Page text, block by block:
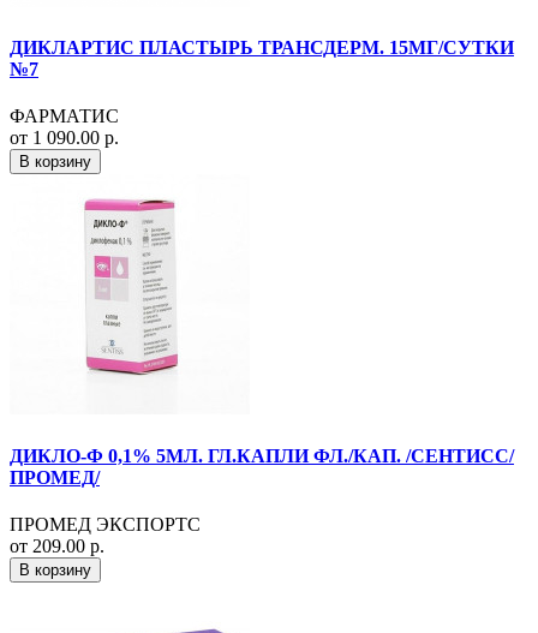
ДИКЛАРТИС ПЛАСТЫРЬ ТРАНСДЕРМ. 15МГ/СУТКИ
№7
ФАРМАТИС
от 1 090.00 р.
В корзину
ДИКЛО-Ф 0,1% 5МЛ. ГЛ.КАПЛИ ФЛ./КАП. /СЕНТИСС/
ПРОМЕД/
ПРОМЕД ЭКСПОРТС
от 209.00 р.
В корзину